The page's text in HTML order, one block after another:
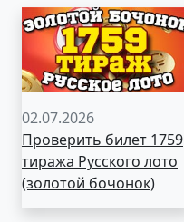
02.07.2026
Проверить билет 1759
тиража Русского лото
(золотой бочонок)